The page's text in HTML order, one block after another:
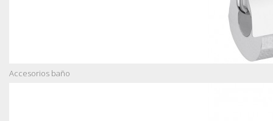
Accesorios baño